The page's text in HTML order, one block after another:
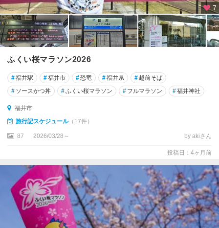
7
ふくい桜マラソン2026
#福井駅 #福井市 #恐竜 #福井県 # 越前そば
# ソースかつ丼 #ふくい桜マラソン # フルマラソン #福井神社
福井市
旅行記スケジュール（17件）
87 2026/03/28～ by akiさん
投稿日：4ヶ月前